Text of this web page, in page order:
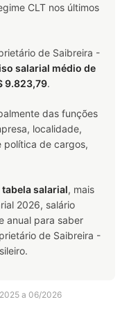
CLT nos últimos
de Saibreira -
salarial médio de
9.823,79.
das funções
localidade,
política de cargos,
tabela salarial, mais
2026, salário
anual para saber
de Saibreira -
a 06/2026